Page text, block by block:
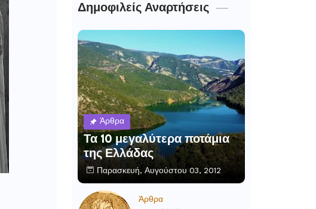
Δημοφιλείς Αναρτήσεις
Άρθρα
Τα 10 μεγαλύτερα ποτάμια
της Ελλάδας
Παρασκευή, Αυγούστου 03, 2012
Άρθρα